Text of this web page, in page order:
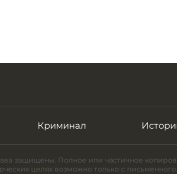
Криминал
защищены. Полное или частичное
целях возможно только с